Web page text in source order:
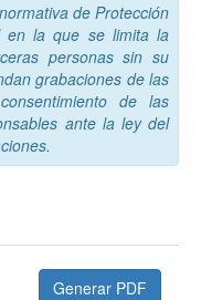
de Protección
en la que se limita la
personas sin su
grabaciones de las
de las
ante la ley del
Generar PDF